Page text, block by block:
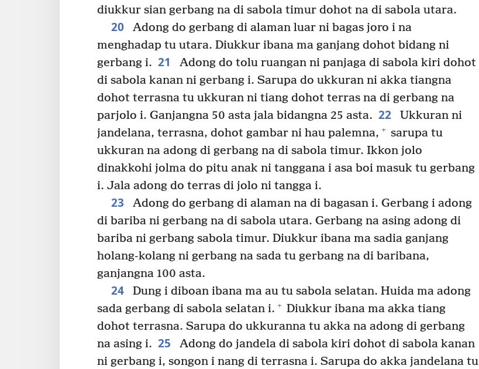
diukkur sian gerbang na di sabola timur dohot na di sabola utara.
20
Adong do gerbang di alaman luar ni bagas joro i na
menghadap tu utara. Diukkur ibana ma ganjang dohot bidang ni
gerbang i. 21
Adong do tolu ruangan ni panjaga di sabola kiri dohot
di sabola kanan ni gerbang i. Sarupa do ukkuran ni akka tiangna
dohot terrasna tu ukkuran ni tiang dohot terras na di gerbang na
parjolo i. Ganjangna 50 asta jala bidangna 25 asta. 22
Ukkuran ni
jandelana, terrasna, dohot gambar ni hau palemna, + sarupa tu
ukkuran na adong di gerbang na di sabola timur. Ikkon jolo
dinakkohi jolma do pitu anak ni tanggana i asa boi masuk tu gerbang
i. Jala adong do terras di jolo ni tangga i.
23
Adong do gerbang di alaman na di bagasan i. Gerbang i adong
di bariba ni gerbang na di sabola utara. Gerbang na asing adong di
bariba ni gerbang sabola timur. Diukkur ibana ma sadia ganjang
holang-kolang ni gerbang na sada tu gerbang na di baribana,
ganjangna 100 asta.
24
Dung i diboan ibana ma au tu sabola selatan. Huida ma adong
sada gerbang di sabola selatan i. + Diukkur ibana ma akka tiang
dohot terrasna. Sarupa do ukkuranna tu akka na adong di gerbang
na asing i. 25
Adong do jandela di sabola kiri dohot di sabola kanan
ni gerbang i, songon i nang di terrasna i. Sarupa do akka jandelana tu